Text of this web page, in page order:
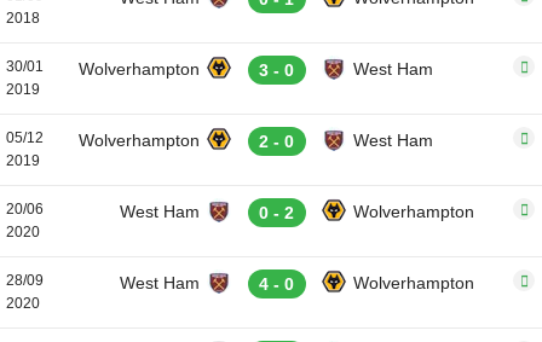
2018
30/01
2019
Wolverhampton 3 - 0 West Ham
05/12
2019
Wolverhampton 2 - 0 West Ham
20/06
2020
West Ham 0 - 2 Wolverhampton
28/09
2020
West Ham 4 - 0 Wolverhampton